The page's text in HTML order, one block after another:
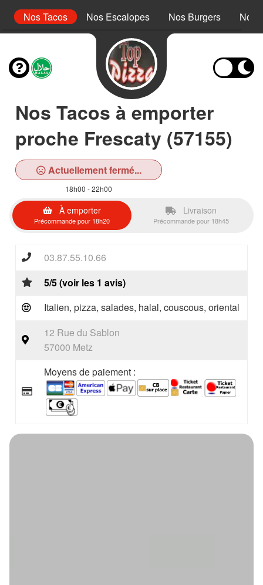
Nos Tacos Nos Escalopes Nos Burgers Nos
Nos Tacos à emporter
proche Frescaty (57155)
Actuellement fermé...
18h00 - 22h00
À emporter
Précommande pour 18h20
Livraison
Précommande pour 18h45
03.87.55.10.66
5/5 (voir les 1 avis)
Italien, pizza, salades, halal, couscous, oriental
12 Rue du Sablon
57000 Metz
Moyens de paiement :